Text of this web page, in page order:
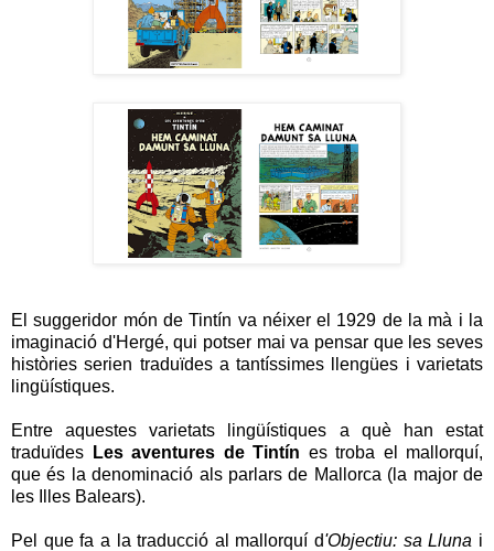
El suggeridor món de Tintín va néixer el 1929 de la mà i la
imaginació d'Hergé, qui potser mai va pensar que les seves
històries serien traduïdes a tantíssimes llengües i varietats
lingüístiques.
Entre aquestes varietats lingüístiques a què han estat
traduïdes
Les aventures de Tintín es troba el mallorquí,
que és la denominació als parlars de Mallorca (la major de
les Illes Balears).
Pel que fa a la traducció al mallorquí d'Objectiu: sa Lluna i